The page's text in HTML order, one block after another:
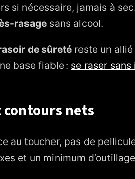
si nécessaire, jamais à
rasage sans alcool.
de sûreté reste un
base fiable : se raser
nets
au toucher, pas de
et un minimum